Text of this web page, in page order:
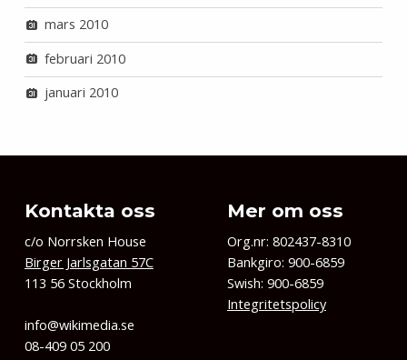
mars 2010
februari 2010
januari 2010
Kontakta oss
c/o Norrsken House
Birger Jarlsgatan 57C
113 56 Stockholm
info@wikimedia.se
08-409 05 200
Mer om oss
Org.nr: 802437-8310
Bankgiro: 900-6859
Swish: 900-6859
Integritetspolicy